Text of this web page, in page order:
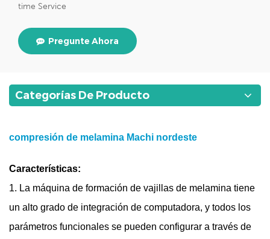
time Service
Pregunte Ahora
Categorías De Producto
compresión de melamina Machi nordeste
Características:
1. La máquina de formación de vajillas de melamina tiene
un alto grado de integración de computadora, y todos los
parámetros funcionales se pueden configurar a través de